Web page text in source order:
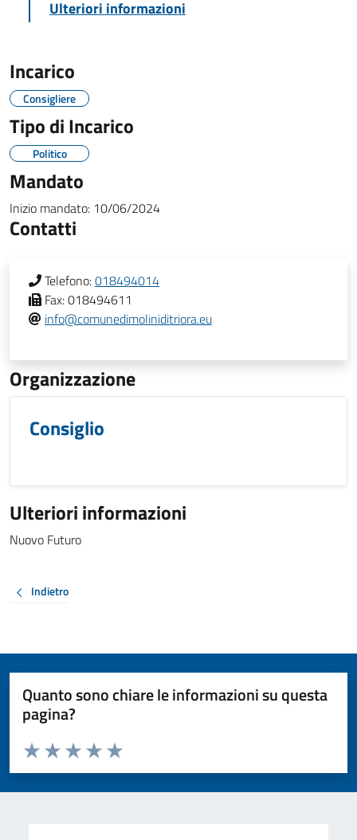
Ulteriori informazioni
Incarico
Consigliere
Tipo di Incarico
Politico
Mandato
Inizio mandato: 10/06/2024
Contatti
Telefono:018494014
Fax:018494611
info@comunedimoliniditriora.eu
Organizzazione
Consiglio
Ulteriori informazioni
Nuovo Futuro
Indietro
Quanto sono chiare le informazioni su questa
pagina?
Valuta da 1 a 5 stelle la pagina
Valuta 5 stelle su 5
Valuta 4 stelle su 5
Valuta 3 stelle su 5
Valuta 2 stelle su 5
Valuta 1 stelle su 5